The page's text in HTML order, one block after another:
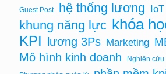
Guest Post hệ thống lương IoT
khung năng lực khóa
KPI lương 3Ps Marketing
Mô hình kinh doanh
Nghiên